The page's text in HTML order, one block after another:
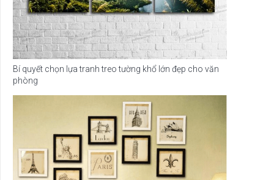
Bí quyết chọn lựa tranh treo tường khổ lớn đẹp cho văn
phòng